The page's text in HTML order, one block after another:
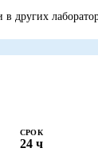
других
СРОК
24 ч